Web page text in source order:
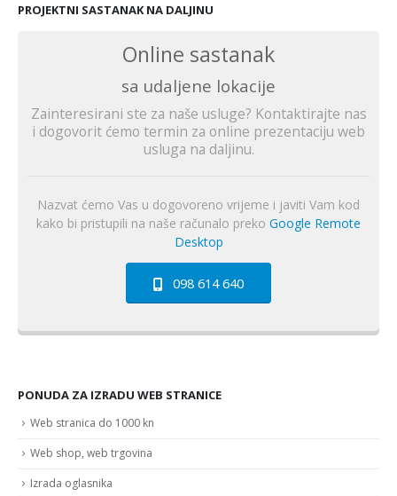
PROJEKTNI SASTANAK NA DALJINU
Online sastanak
sa udaljene lokacije
Zainteresirani ste za naše usluge? Kontaktirajte nas
i dogovorit ćemo termin za online prezentaciju web
usluga na daljinu.
Nazvat ćemo Vas u dogovoreno vrijeme i javiti Vam kod
kako bi pristupili na naše računalo preko Google Remote
Desktop
098 614 640
PONUDA ZA IZRADU WEB STRANICE
Web stranica do 1000 kn
Web shop, web trgovina
Izrada oglasnika